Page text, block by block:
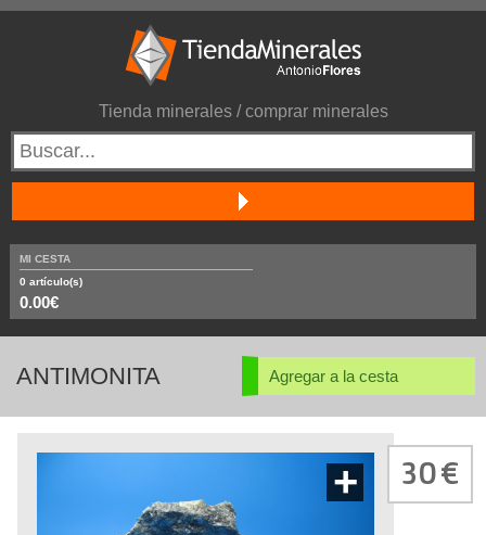
Tienda minerales / comprar minerales
MI CESTA
0 artículo(s)
0.00€
ANTIMONITA Agregar a la cesta
+ 30